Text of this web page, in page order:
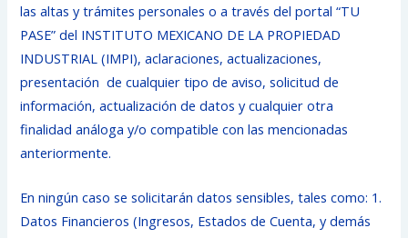
las altas y trámites personales o a través del portal “TU
PASE” del INSTITUTO MEXICANO DE LA PROPIEDAD
INDUSTRIAL (IMPI), aclaraciones, actualizaciones,
presentación de cualquier tipo de aviso, solicitud de
información, actualización de datos y cualquier otra
finalidad análoga y/o compatible con las mencionadas
anteriormente.
En ningún caso se solicitarán datos sensibles, tales como: 1.
Datos Financieros (Ingresos, Estados de Cuenta, y demás